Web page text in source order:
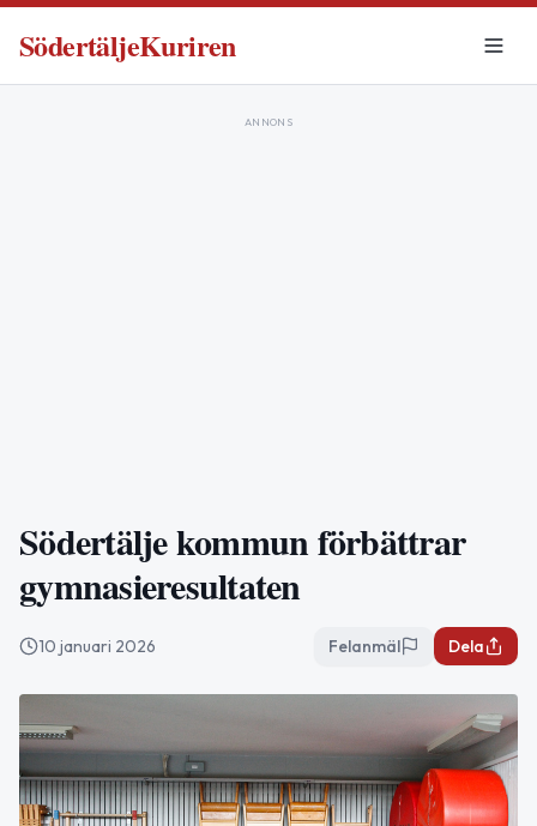
SödertäljeKuriren
ANNONS
Södertälje kommun förbättrar
gymnasieresultaten
10 januari 2026 Felanmäl Dela